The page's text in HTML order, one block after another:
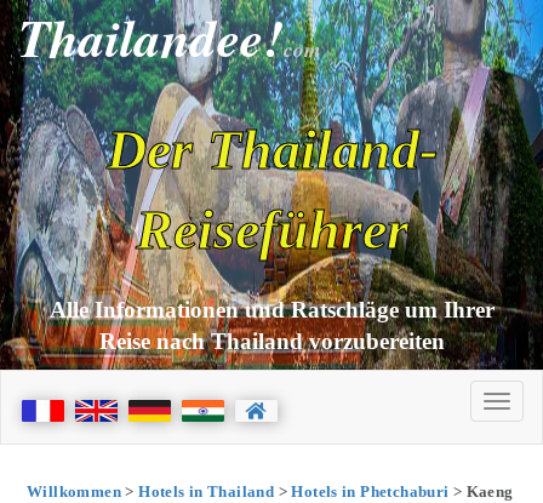
Thailandee!com
Der Thailand-
Reiseführer
Alle Informationen und Ratschläge um Ihrer
Reise nach Thailand vorzubereiten
Willkommen>Hotels in Thailand >Hotels in Phetchaburi > Kaeng